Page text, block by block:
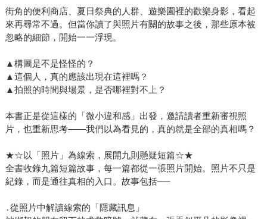
街角的便利商店、夏日祭典的人群、遊樂園裡的歡樂身影，看起
來再尋常不過。但當你讀了與照片有關的故事之後，那些原本被
忽略的細節，開始一一浮現。
▲構圖是不是怪怪的？
▲這個人，真的應該出現在這裡嗎？
▲拍照的時間與場景，是否哪裡對不上？
本書正是從這樣的「微小違和感」出發，邀請讀者重新審視照
片，也重新思考——我們以為看見的，真的就是全部的真相嗎？
★☆以「照片」為線索，展開九則懸疑短篇☆★
全書收錄九篇短篇故事，每一篇都從一張照片開始。照片不只是
紀錄，而是通往真相的入口。故事包括──
․從照片中解讀線索的「隱藏訊息」